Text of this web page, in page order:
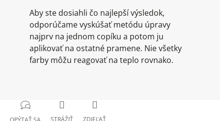
Aby ste dosiahli čo najlepší výsledok,
odporúčame vyskúšať metódu úpravy
najprv na jednom copíku a potom ju
aplikovať na ostatné pramene. Nie všetky
farby môžu reagovať na teplo rovnako.
STRÁŽIŤ ZDIEĽAŤ